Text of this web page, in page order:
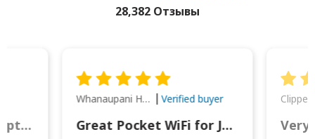
28,382 Отзывы
This was wonderful option to a family of four. Everything worked smoothly.
Whanaupani Henry Joseph Macown Verified buyer
Great Pocket WiFi for Japan Travel Very